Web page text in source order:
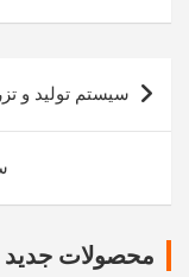
راهبری
نوشته
سیستم تولید و
محصولات جدید